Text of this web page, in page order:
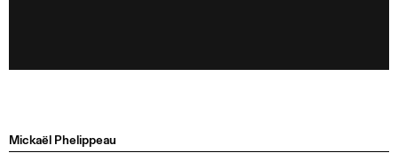
Mickaël Phelippeau